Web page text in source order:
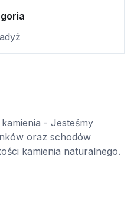
- Jesteśmy
oraz schodów
kamienia naturalnego.